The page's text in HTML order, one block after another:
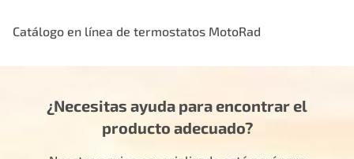
Catálogo en línea de termostatos MotoRad
¿Necesitas ayuda para encontrar el
producto adecuado?